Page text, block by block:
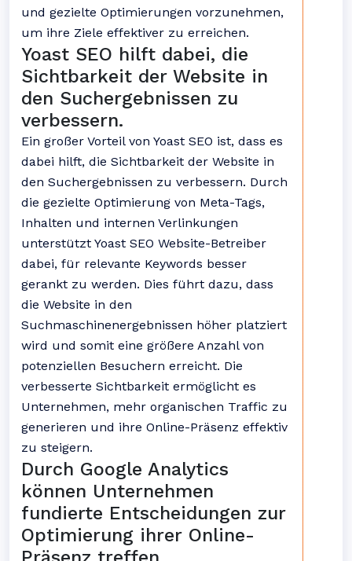
und gezielte Optimierungen vorzunehmen,
um ihre Ziele effektiver zu erreichen.
Yoast SEO hilft dabei, die
Sichtbarkeit der Website in
den Suchergebnissen zu
verbessern.
Ein großer Vorteil von Yoast SEO ist, dass es
dabei hilft, die Sichtbarkeit der Website in
den Suchergebnissen zu verbessern. Durch
die gezielte Optimierung von Meta-Tags,
Inhalten und internen Verlinkungen
unterstützt Yoast SEO Website-Betreiber
dabei, für relevante Keywords besser
gerankt zu werden. Dies führt dazu, dass
die Website in den
Suchmaschinenergebnissen höher platziert
wird und somit eine größere Anzahl von
potenziellen Besuchern erreicht. Die
verbesserte Sichtbarkeit ermöglicht es
Unternehmen, mehr organischen Traffic zu
generieren und ihre Online-Präsenz effektiv
zu steigern.
Durch Google Analytics
können Unternehmen
fundierte Entscheidungen zur
Optimierung ihrer Online-